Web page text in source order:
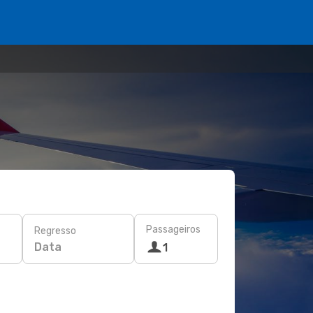
Regresso
Data
Passageiros
1